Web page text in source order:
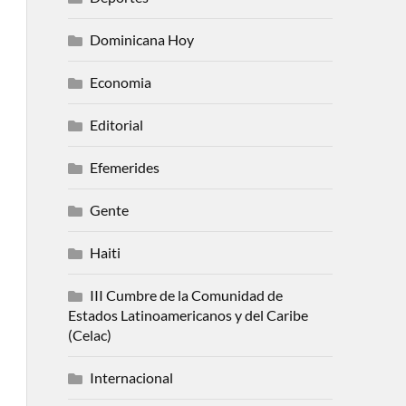
Dominicana Hoy
Economia
Editorial
Efemerides
Gente
Haiti
III Cumbre de la Comunidad de
Estados Latinoamericanos y del Caribe
(Celac)
Internacional